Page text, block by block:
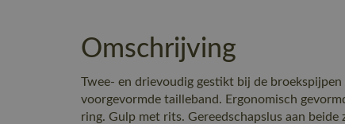
Omschrijving
Twee- en drievoudig gestikt bij de broekspijpen
voorgevormde tailleband. Ergonomisch
ring. Gulp met rits. Gereedschapslus aan beide